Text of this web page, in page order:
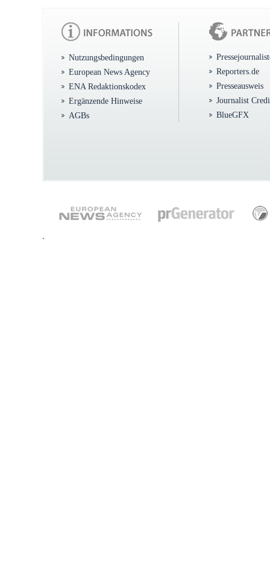
Nutzungsbedingungen
European News Agency
ENA Redaktionskodex
Ergänzende Hinweise
AGBs
Reporters.de
Presseausweis
Journalist
BlueGFX
.